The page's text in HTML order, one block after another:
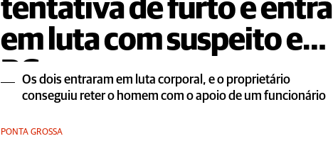
tentativa de furto e entra
em luta com suspeito em
PGOs dois entraram em luta corporal, e o proprietário
conseguiu reter o homem com o apoio de um funcionário
PONTA GROSSA